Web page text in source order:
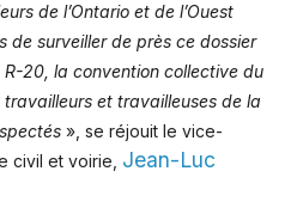
de l’Ontario et de l’Ouest
de surveiller de près ce dossier
20, la convention collective du
et travailleuses de la
», se réjouit le vice-
civil et voirie, Jean-Luc